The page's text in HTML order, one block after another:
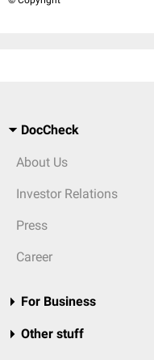
DocCheck
About Us
Investor Relations
Press
Career
For Business
Other stuff